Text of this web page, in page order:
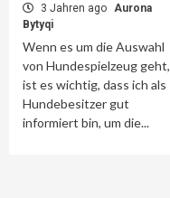
3 Jahren ago Aurona
Bytyqi
Wenn es um die Auswahl
von Hundespielzeug geht,
ist es wichtig, dass ich als
Hundebesitzer gut
informiert bin, um die...